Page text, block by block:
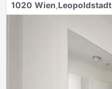
1020 Wien,Leopoldstadt